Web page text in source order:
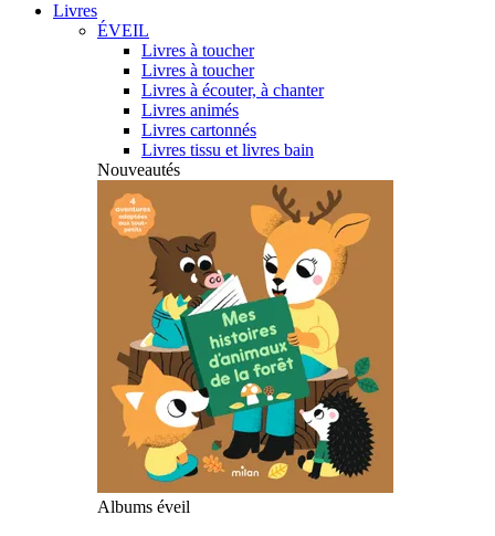
Livres
ÉVEIL
Livres à toucher
Livres à toucher
Livres à écouter, à chanter
Livres animés
Livres cartonnés
Livres tissu et livres bain
Nouveautés
Albums éveil